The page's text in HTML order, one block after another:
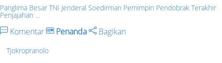
Panglima Besar TNI Jenderal Soedirman Pemimpin Pendobrak Terakhir
Penjajahan …
Komentar Penanda Bagikan
Tjokropranolo